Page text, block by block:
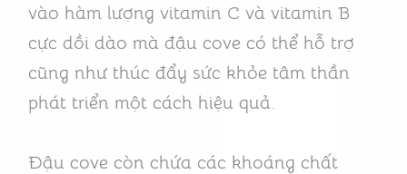
vào hàm lượng vitamin C và vitamin B
cực dồi dào mà đậu cove có thể hỗ trợ
cũng như thúc đẩy sức khỏe tâm thần
phát triển một cách hiệu quả.
Đậu cove còn chứa các khoáng chất